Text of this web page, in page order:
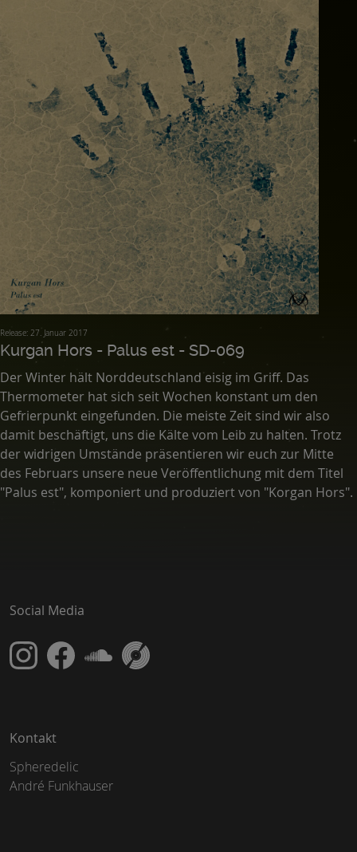
Release: 27. Januar 2017
Kurgan Hors - Palus est - SD-069
Der Winter hält Norddeutschland eisig im Griff. Das
Thermometer hat sich seit Wochen konstant um den
Gefrierpunkt eingefunden. Die meiste Zeit sind wir also
damit beschäftigt, uns die Kälte vom Leib zu halten. Trotz
der widrigen Umstände präsentieren wir euch zur Mitte
des Februars unsere neue Veröffentlichung mit dem Titel
"Palus est", komponiert und produziert von "Korgan Hors".
Social Media
Kontakt
Spheredelic
André Funkhauser